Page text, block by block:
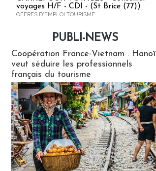
voyages H/F - CDI - (St Brice (77))
OFFRES D'EMPLOI TOURISME
PUBLI-NEWS
Coopération France-Vietnam : Hanoï
veut séduire les professionnels
français du tourisme